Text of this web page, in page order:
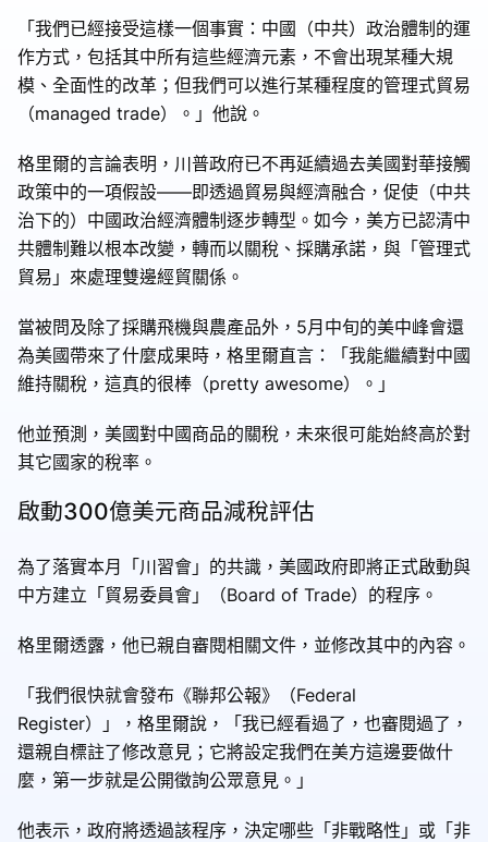
「我們已經接受這樣一個事實：中國（中共）政治體制的運
作方式，包括其中所有這些經濟元素，不會出現某種大規
模、全面性的改革；但我們可以進行某種程度的管理式貿易
（managed trade）。」他說。
格里爾的言論表明，川普政府已不再延續過去美國對華接觸
政策中的一項假設——即透過貿易與經濟融合，促使（中共
治下的）中國政治經濟體制逐步轉型。如今，美方已認清中
共體制難以根本改變，轉而以關稅、採購承諾，與「管理式
貿易」來處理雙邊經貿關係。
當被問及除了採購飛機與農產品外，5月中旬的美中峰會還
為美國帶來了什麼成果時，格里爾直言：「我能繼續對中國
維持關稅，這真的很棒（pretty awesome）。」
他並預測，美國對中國商品的關稅，未來很可能始終高於對
其它國家的稅率。
啟動300億美元商品減稅評估
為了落實本月「川習會」的共識，美國政府即將正式啟動與
中方建立「貿易委員會」（Board of Trade）的程序。
格里爾透露，他已親自審閱相關文件，並修改其中的內容。
「我們很快就會發布《聯邦公報》（Federal
Register）」，格里爾說，「我已經看過了，也審閱過了，
還親自標註了修改意見；它將設定我們在美方這邊要做什
麼，第一步就是公開徵詢公眾意見。」
他表示，政府將透過該程序，決定哪些「非戰略性」或「非